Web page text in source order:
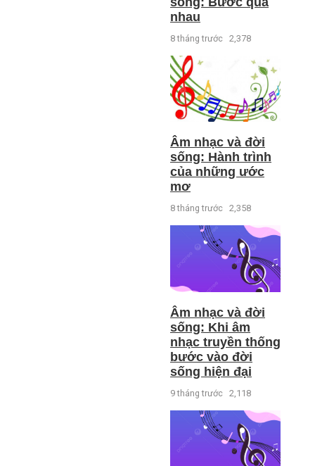
nhau
8 tháng trước 2,378
Âm nhạc và đời
sống: Hành trình
của những ước
mơ
8 tháng trước 2,358
Âm nhạc và đời
sống: Khi âm
nhạc truyền thống
bước vào đời
sống hiện đại
9 tháng trước 2,118